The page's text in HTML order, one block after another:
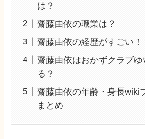
は？
齋藤由依の職業は？
齋藤由依の経歴がすごい！
齋藤由依はおかずクラブゆ
る？
齋藤由依の年齢・身長wiki
まとめ